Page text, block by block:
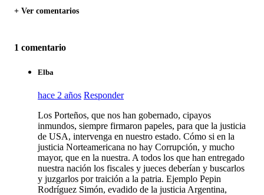
+ Ver comentarios
1 comentario
Elba
hace 2 años Responder
Los Porteños, que nos han gobernado, cipayos
inmundos, siempre firmaron papeles, para que la justicia
de USA, intervenga en nuestro estado. Cómo si en la
justicia Norteamericana no hay Corrupción, y mucho
mayor, que en la nuestra. A todos los que han entregado
nuestra nación los fiscales y jueces deberían y buscarlos
y juzgarlos por traición a la patria. Ejemplo Pepin
Rodríguez Simón, evadido de la justicia Argentina,